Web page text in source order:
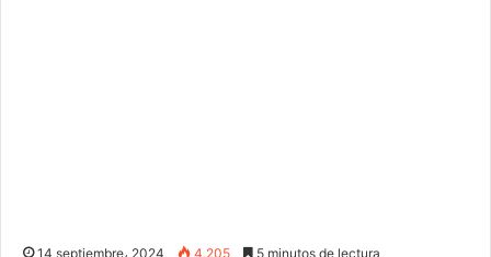
14 septiembre، 2024 4.205 5 minutos de lectura